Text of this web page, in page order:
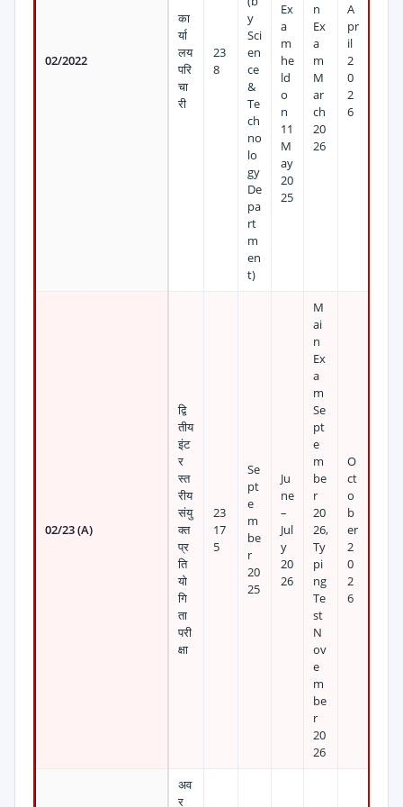
02/2022
का
र्या
लय
परि
चा
री
23
8
y
Sci
en
ce
&
Te
ch
no
lo
gy
De
pa
rt
m
en
t)
Ex
a
m
he
ld
o
n
11
M
ay
20
25
n
Ex
a
m
M
ar
ch
20
26
A
pr
il
2
0
2
6
02/23 (A)
द्वि
तीय
इंट
र
स्त
रीय
संयु
क्त
प्र
ति
यो
गि
ता
परी
क्षा
23
17
5
Se
pt
e
m
be
r
20
25
Ju
ne
–
Jul
y
20
26
M
ai
n
Ex
a
m
Se
pt
e
m
be
r
20
26,
Ty
pi
ng
Te
st
N
ov
e
m
be
r
20
26
O
ct
o
b
er
2
0
2
6
अव
र